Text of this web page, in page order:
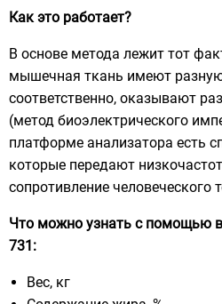
Как это работает?
В основе метода лежит тот
мышечная ткань имеют
соответственно, оказывают
(метод биоэлектрического
платформе анализатора есть
которые передают
сопротивление человеческого
Что можно узнать с помощью
731:
Вес, кг